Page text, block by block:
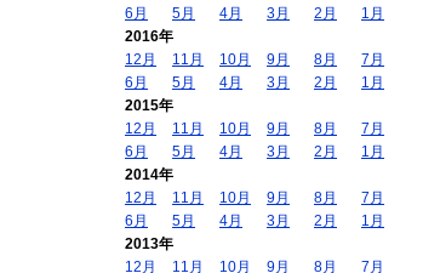
6月
5月 4月 3月 2月
1月
2016年
12月
11月 10月 9月 8月
7月
6月
5月 4月 3月 2月
1月
2015年
12月
11月 10月 9月 8月
7月
6月
5月 4月 3月 2月
1月
2014年
12月
11月 10月 9月 8月
7月
6月
5月 4月 3月 2月
1月
2013年
12月
11月 10月 9月 8月 7月